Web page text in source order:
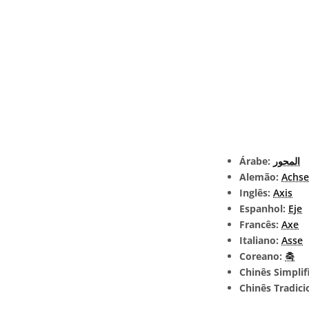
Árabe: المحور
Alemão: Achse
Inglês: Axis
Espanhol: Eje
Francês: Axe
Italiano: Asse
Coreano: 축
Chinês
Chinês